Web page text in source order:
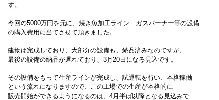
す。
今回の5000万円を元に、 焼き魚加工ライン、ガスバーナー等の設備
の購入費用に当てさせて頂きました。
建物は完成しており、 大部分の設備も、 納品済みなのですが、
最後の設備の納品が遅れており、3月20日になる見込です。
その設備をもって生産ラインが完成し、試運転を行い、本格稼働
という流れになりますので、この工場での生産が本格的に
販売開始ができるようになるのは、4月半ば以降となる 見込みで